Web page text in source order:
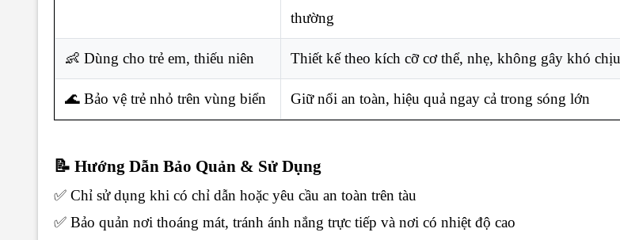
thường
👶 Dùng cho trẻ em, thiếu niên Thiết kế theo kích cỡ cơ thể, nhẹ, không gây khó chịu
🌊 Bảo vệ trẻ nhỏ trên vùng biển Giữ nổi an toàn, hiệu quả ngay cả trong sóng lớn
📝 Hướng Dẫn Bảo Quản & Sử Dụng
✅ Chỉ sử dụng khi có chỉ dẫn hoặc yêu cầu an toàn trên tàu
✅ Bảo quản nơi thoáng mát, tránh ánh nắng trực tiếp và nơi có nhiệt độ cao